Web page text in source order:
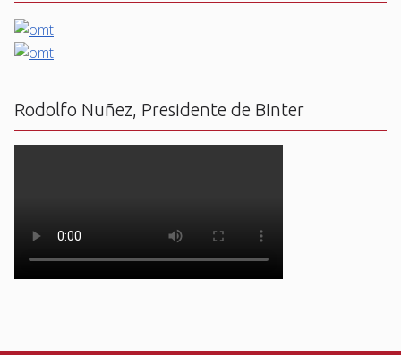
Rodolfo Nuñez, Presidente de BInter